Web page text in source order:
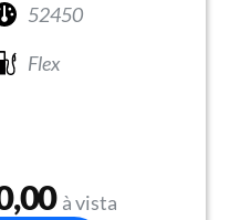
52450
Flex
à vista